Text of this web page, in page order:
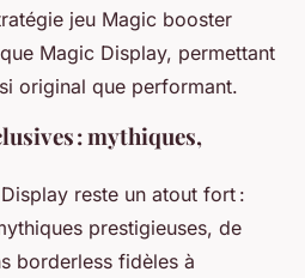
jeu Magic booster
Magic Display, permettant
original que performant.
: mythiques,
reste un atout fort :
prestigieuses, de
borderless fidèles à